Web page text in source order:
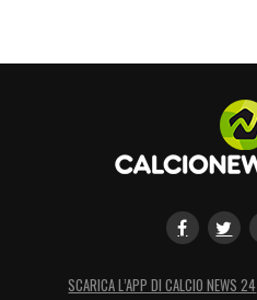
SCARICA L’APP DI CALCIO NEWS 24